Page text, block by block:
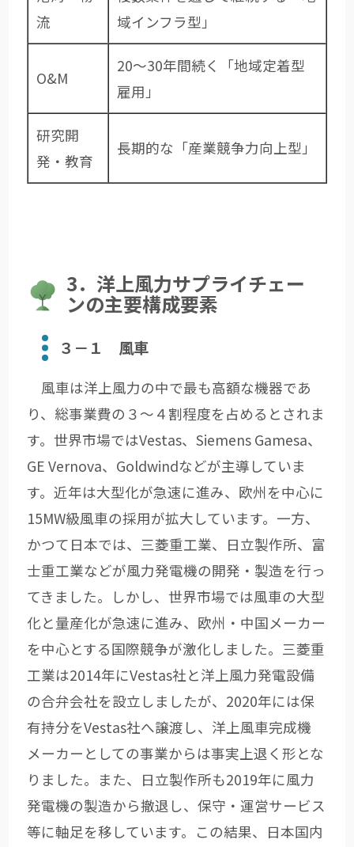
流
域インフラ型」
O&M
20～30年間続く「地域定着型
雇用」
研究開
発・教育
長期的な「産業競争力向上型」
3．洋上風力サプライチェー
ンの主要構成要素
３－１ 風車
風車は洋上風力の中で最も高額な機器であ
り、総事業費の３～４割程度を占めるとされま
す。世界市場ではVestas、Siemens Gamesa、
GE Vernova、Goldwindなどが主導していま
す。近年は大型化が急速に進み、欧州を中心に
15MW級風車の採用が拡大しています。一方、
かつて日本では、三菱重工業、日立製作所、富
士重工業などが風力発電機の開発・製造を行っ
てきました。しかし、世界市場では風車の大型
化と量産化が急速に進み、欧州・中国メーカー
を中心とする国際競争が激化しました。三菱重
工業は2014年にVestas社と洋上風力発電設備
の合弁会社を設立しましたが、2020年には保
有持分をVestas社へ譲渡し、洋上風車完成機
メーカーとしての事業からは事実上退く形とな
りました。また、日立製作所も2019年に風力
発電機の製造から撤退し、保守・運営サービス
等に軸足を移しています。この結果、日本国内